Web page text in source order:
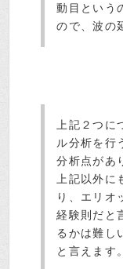
動目という
ので、波の
上記２つ
ル分析を行
分析点があ
上記以外
り、エリオ
経験則だと
るかは難し
と言えます。